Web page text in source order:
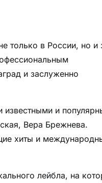
только в России, но и
и заслуженно
известными и
Вера Брежнева.
хиты и
лейбла, на